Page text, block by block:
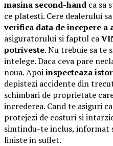
masina second-hand ca sa
ce platesti. Cere dealerului
verifica data de incepere a
asiguratorului si faptul ca
potriveste. Nu trebuie sa te
intelege. Daca ceva pare
noua. Apoiinspecteaza
depistezi accidente din
schimbari de proprietate
increderea. Cand te asiguri
protejezi de costuri si
simtindu-te inclus, informat
liniste in suflet.